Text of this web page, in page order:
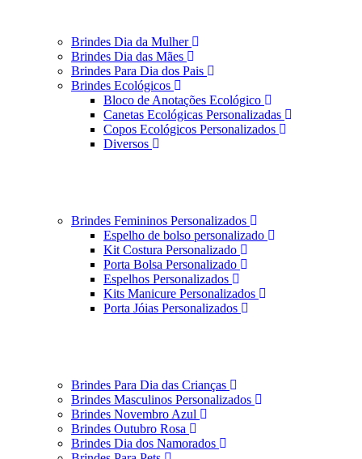
Brindes Dia da Mulher
Brindes Dia das Mães
Brindes Para Dia dos Pais
Brindes Ecológicos
Bloco de Anotações Ecológico
Canetas Ecológicas Personalizadas
Copos Ecológicos Personalizados
Diversos
Brindes Femininos Personalizados
Espelho de bolso personalizado
Kit Costura Personalizado
Porta Bolsa Personalizado
Espelhos Personalizados
Kits Manicure Personalizados
Porta Jóias Personalizados
Brindes Para Dia das Crianças
Brindes Masculinos Personalizados
Brindes Novembro Azul
Brindes Outubro Rosa
Brindes Dia dos Namorados